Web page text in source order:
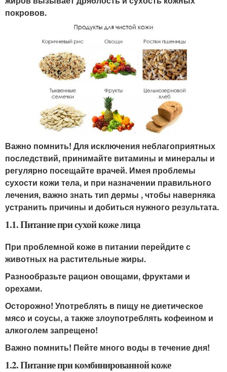
покровов.
Важно помнить! Для исключения неблагоприятных
последствий, принимайте витамины и минералы и
регулярно посещайте врачей. Имея проблемы
сухости кожи тела, и при назначении правильного
лечения, важно знать тип дермы , чтобы наверняка
устранить причины и добиться нужного результата.
1.1. Питание при сухой коже лица
При проблемной коже в питании перейдите с
животных на растительные жиры.
Разнообразьте рацион овощами, фруктами и
орехами.
Осторожно! Употреблять в пищу не диетическое
мясо и соусы, а также злоупотреблять кофеином и
алкоголем запрещено!
Важно помнить! Пейте много воды в течение дня!
1.2. Питание при комбинированной коже